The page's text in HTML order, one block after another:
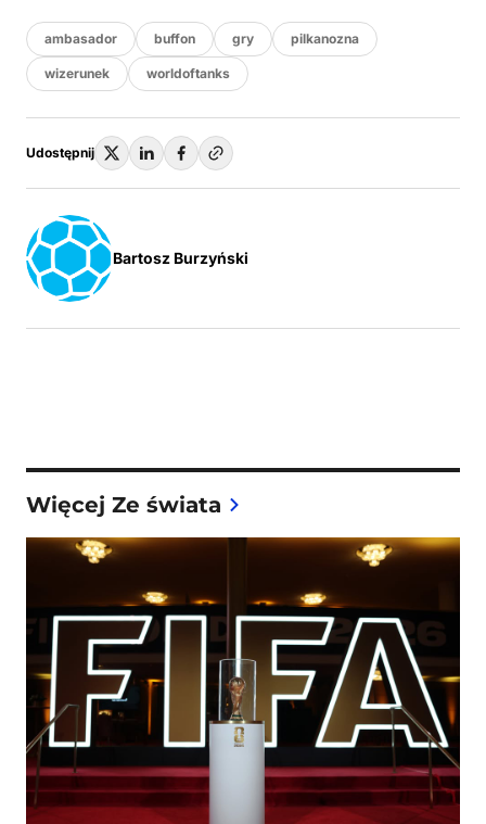
ambasador buffon gry pilkanozna
wizerunek worldoftanks
Udostępnij
Bartosz Burzyński
Więcej Ze świata